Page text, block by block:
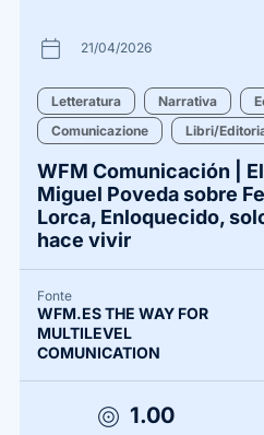
calendar_today 21/04/2026
Letteratura Narrativa
Comunicazione
Libri/
WFM Comunicación |
Miguel Poveda sobre
Lorca, Enloquecido,
hace vivir
Fonte
WFM.ES THE WAY FOR
MULTILEVEL
COMUNICATION
target 1.00